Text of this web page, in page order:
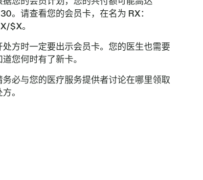
。请查看您的会员卡，在名为 RX：
$X。
处方时一定要出示会员卡。您的医生也需要
道您何时有了新卡。
务必与您的医疗服务提供者讨论在哪里领取
。